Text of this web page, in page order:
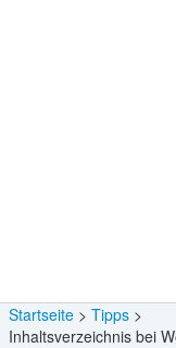
Startseite
Tipps
Inhaltsverzeichnis bei